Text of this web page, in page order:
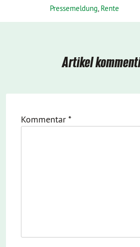
Pressemeldung, Rente
Artikel
Kommentar *